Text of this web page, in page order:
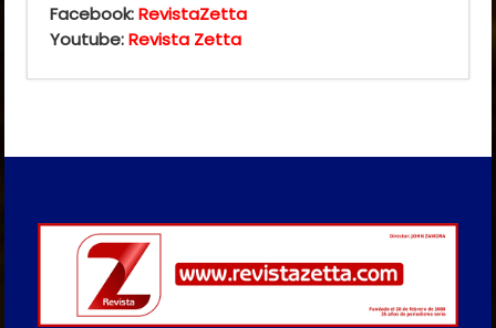
Facebook:RevistaZetta
Youtube:Revista Zetta